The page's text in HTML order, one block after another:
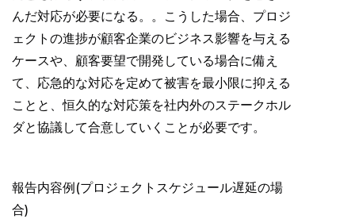
んだ対応が必要になる。。こうした場合、プロジ
ェクトの進捗が顧客企業のビジネス影響を与える
ケースや、顧客要望で開発している場合に備え
て、応急的な対応を定めて被害を最小限に抑える
ことと、恒久的な対応策を社内外のステークホル
ダと協議して合意していくことが必要です。
報告内容例(プロジェクトスケジュール遅延の場
合)